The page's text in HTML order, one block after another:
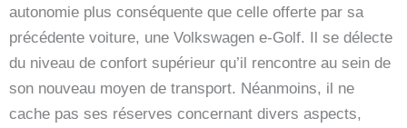
autonomie plus conséquente que celle offerte par sa
précédente voiture, une Volkswagen e-Golf. Il se délecte
du niveau de confort supérieur qu’il rencontre au sein de
son nouveau moyen de transport. Néanmoins, il ne
cache pas ses réserves concernant divers aspects,